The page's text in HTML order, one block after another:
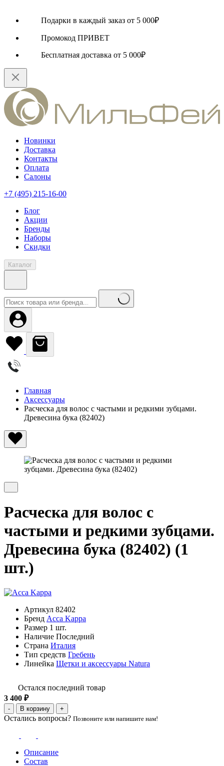
Подарки в каждый заказ от 5 000₽
Промокод ПРИВЕТ
Бесплатная доставка от 5 000₽
Новинки
Доставка
Контакты
Оплата
Салоны
+7 (495) 215-16-00
Блог
Акции
Бренды
Наборы
Скидки
Каталог
Главная
Аксессуары
Расческа для волос с частыми и редкими зубцами.
Древесина бука (82402)
Расческа для волос с
частыми и редкими зубцами.
Древесина бука (82402) (1
шт.)
Артикул 82402
Бренд Acca Kappa
Размер 1 шт.
Наличие Последний
Страна Италия
Тип средств Гребень
Линейка Щетки и аксессуары Natura
Остался последний товар
3 400 ₽
- В корзину +
Остались вопросы? Позвоните или напишите нам!
Описание
Состав